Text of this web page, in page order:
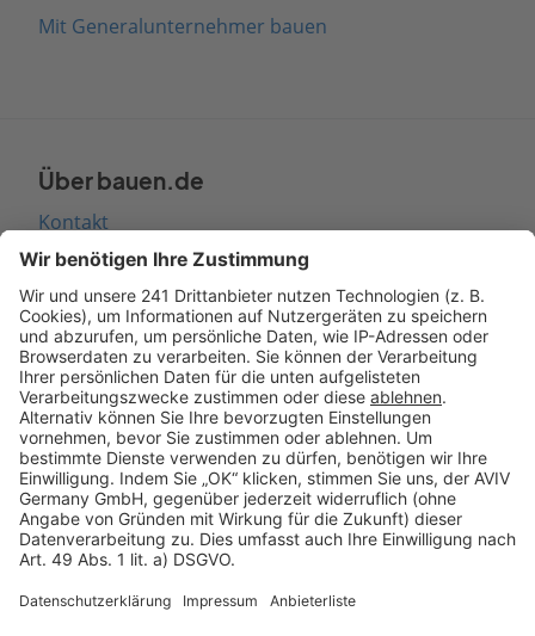
Mit Generalunternehmer bauen
Über bauen.de
Kontakt
Seitenaufbau
Barrierefreiheit
Cookie Einstellungen
Rechtliches
AGB-Übersicht
Datenschutz
Impressum